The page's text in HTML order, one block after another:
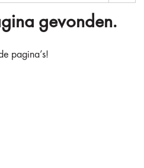
gevonden.
pagina’s!